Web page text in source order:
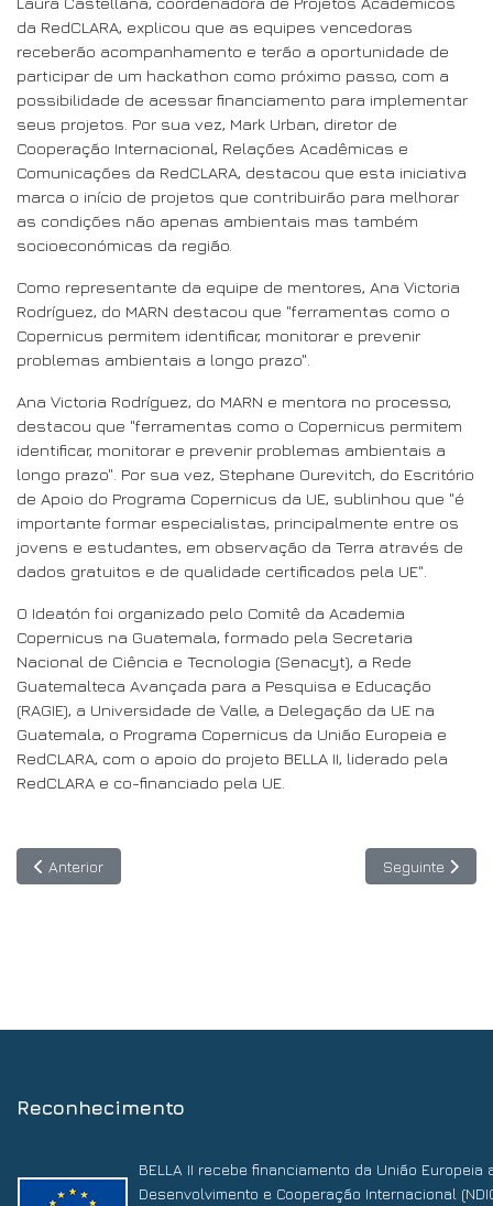
da RedCLARA, explicou que as equipes vencedoras
receberão acompanhamento e terão a oportunidade de
participar de um hackathon como próximo passo, com a
possibilidade de acessar financiamento para implementar
seus projetos. Por sua vez, Mark Urban, diretor de
Cooperação Internacional, Relações Acadêmicas e
Comunicações da RedCLARA, destacou que esta iniciativa
marca o início de projetos que contribuirão para melhorar
as condições não apenas ambientais mas também
socioeconómicas da região.
Como representante da equipe de mentores, Ana Victoria
Rodríguez, do MARN destacou que "ferramentas como o
Copernicus permitem identificar, monitorar e prevenir
problemas ambientais a longo prazo".
Ana Victoria Rodríguez, do MARN e mentora no processo,
destacou que "ferramentas como o Copernicus permitem
identificar, monitorar e prevenir problemas ambientais a
longo prazo". Por sua vez, Stephane Ourevitch, do Escritório
de Apoio do Programa Copernicus da UE, sublinhou que "é
importante formar especialistas, principalmente entre os
jovens e estudantes, em observação da Terra através de
dados gratuitos e de qualidade certificados pela UE".
O Ideatón foi organizado pelo Comitê da Academia
Copernicus na Guatemala, formado pela Secretaria
Nacional de Ciência e Tecnologia (Senacyt), a Rede
Guatemalteca Avançada para a Pesquisa e Educação
(RAGIE), a Universidade de Valle, a Delegação da UE na
Guatemala, o Programa Copernicus da União Europeia e
RedCLARA, com o apoio do projeto BELLA II, liderado pela
RedCLARA e co-financiado pela UE.
Artigo anterior: SPIDER abre convite para apresentar propostas
Anterior Artigo
Seguinte
Reconhecimento
BELLA II recebe financiamento da União
Desenvolvimento e Cooperação Internacional